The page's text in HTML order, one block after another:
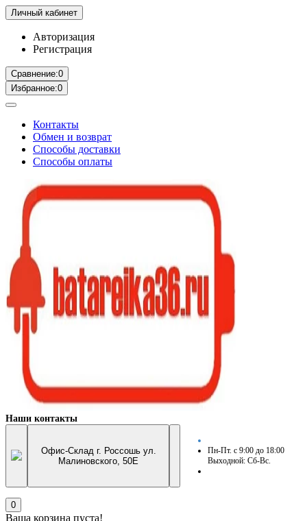
Личный кабинет
Авторизация
Регистрация
Сравнение:0
Избранное:0
Контакты
Обмен и возврат
Способы доставки
Способы оплаты
Наши контакты
Офис-Склад г. Россошь ул.
Малиновского, 50Е
Пн-Пт. с 9:00 до 18:00
Выходной: Сб-Вс.
0
Ваша корзина пуста!